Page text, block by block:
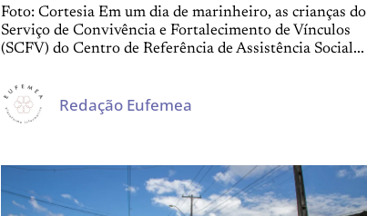
Foto: Cortesia Em um dia de marinheiro, as crianças do
Serviço de Convivência e Fortalecimento de Vínculos
(SCFV) do Centro de Referência de Assistência Social...
Redação Eufemea